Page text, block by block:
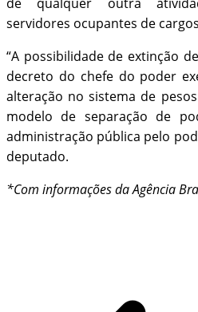
servidores ocupantes de
“A possibilidade de extinção
decreto do chefe do poder
alteração no sistema de
modelo de separação de
administração pública pelo
deputado.
*Com informações da Agência